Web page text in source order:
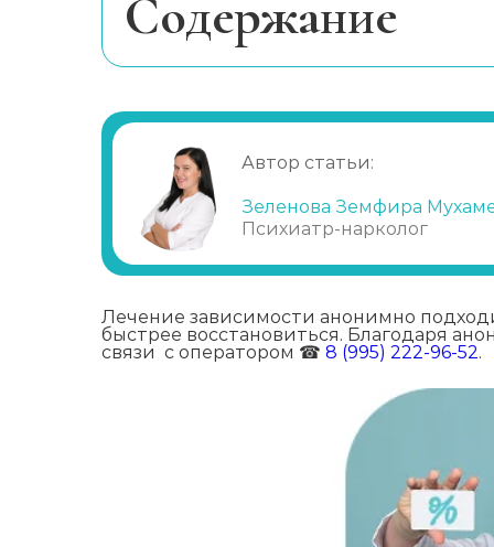
Cодержание
Амбулаторное лечение
Почему выбирают нас?
Автор статьи:
Зеленова Земфира
Психиатр-нарколог
Лечение зависимости анонимно
быстрее восстановиться. Благодаря
связи с оператором ☎ 8 (995) 222-96-52.